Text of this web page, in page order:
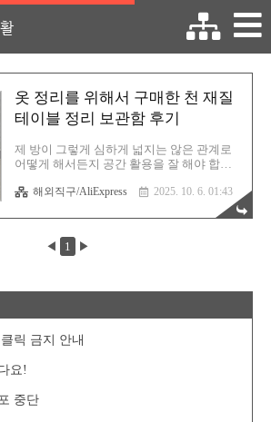
옷 정리를 위해서 구매한 천 재질
테이블 정리 보관함 후기
제 방이 그렇게 심하게 넓지는 않은 관계로
어떻게 해서든지 공간 활용을 잘 해야 합니
갈아입으실거고 그로 인해서 옷 정리가 꽤나
중요하죠. 그렇기에 자주 옷을 입고 벗는 종
류를 그냥 바닥에 널부러뜨릴수는 없었습니
다. 너무 지저분해 보이거든요. 그렇기에 이
제품을 구매했습니다. 오로지 옷을 보관하기
다. 가벼우며 틈새 가구(?)로서 역할을 충실
식입니다. 이렇게 같이 동봉된 쇠 막대를 사
뚜껑(?)이 있어서 닫을 수 있죠. 그렇게 순식
해외직구/AliExpress 2025. 10. 6. 01:43
◀ 1 ▶
릭 금지 안내
요!
중단